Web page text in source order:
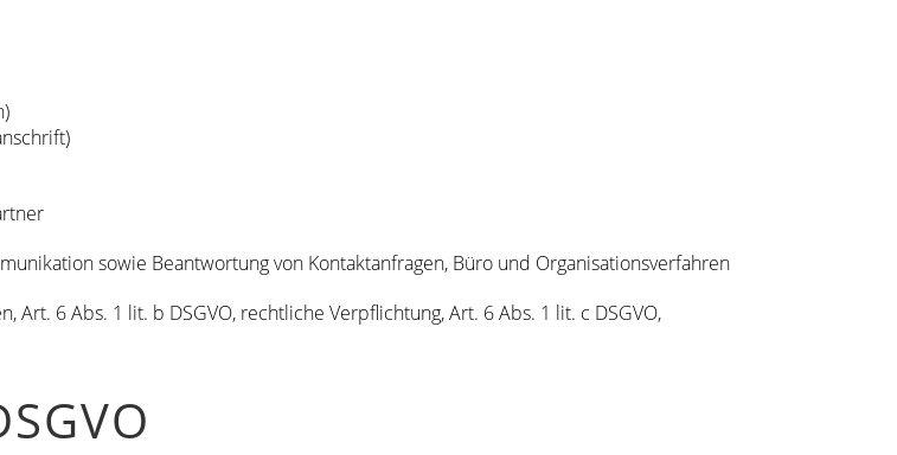
sowie Beantwortung von Kontaktanfragen, Büro und Organisationsverfahren
Art. 6 Abs. 1 lit. b DSGVO, rechtliche Verpflichtung, Art. 6 Abs. 1 lit. c DSGVO,